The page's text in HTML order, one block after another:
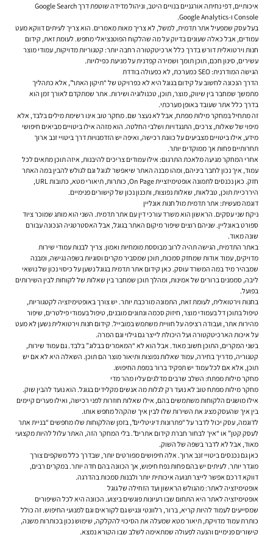
איכותיים, דפי נחיתה אורגניים בנויים היטב, וניהול מדידה שוטפת דרך Google Search
Console ו-Google Analytics.
בעל עסק שמפעיל אתר תדמית, למשל, לא צריך מאות מאמרים. הוא צריך לעיתים דווקא מעט
עמודים, אבל כאלה שעונים בדיוק על מה שהלקוח הפוטנציאלי מחפש. לעומת זאת, קידום
חנות וירטואלית דורש בדרך כלל ארכיטקטורה רחבה יותר: קטגוריות מדויקות, עמודי מוצר
עשירים, סינון חכם, תוכן תומך ושמירה קפדנית על מניעת כפילויות.
הגישה המודרנית: SEO כמערכת, לא כפעולה בודדת
הדרך הנכונה לחשוב על קידום בגוגל היא לא כפרויקט של “תיקון האתר”, אלא כתהליך
מתמשך שמחבר בין שיווק, מוצר, תוכן, טכנולוגיה ושירות. אתר שמתקדם לאורך זמן הוא
בדרך כלל אתר שעובד באופן מערכתי.
זה מתחיל במחקר מילות מפתח, אבל לא נעצר שם. מחקר טוב אינו רשימת מילים בלבד, אלא
מיפוי של שאלות, צרכים, התנגדויות ושלבי החלטה. הוא מזהה אילו ביטויים מביאים חיפושי
מידע, אילו ביטויים מצביעים על כוונת רכישה, ואיפה יש הזדמנויות דרך ביטויי זנב ארוך
תחרותיים פחות אך ממוקדים יותר.
אחרי המחקר מגיעה מלאכת התרגום: אילו עמודים צריכים להיבנות, איזה תוכן מתאים לכל
עמוד, איך נכון לחבר ביניהם, ומהו מבנה האתר שיאפשר לגוגל וגם לגולש להבין במה האתר
חזק. כאן נכנסים לתמונה אופטימיזציית On Page, כותרות, תיאורי מטא, כתובות URL,
היררכיית תוכן, טבלאות, שאלות נפוצות, ותכנון נכון של קישורים פנימיים.
דוגמה מעשית: אתר תדמית מול חנות אונליין
ניקח שני עסקים. הראשון הוא משרד עורכי דין עם אתר תדמית. השני הוא מותג שמוכר ציוד
ספורט באונליין. שניהם רוצים שיפור מיקום האתר בגוגל, אבל האסטרטגיה הנכונה עבורם
שונה מאוד.
באתר התדמית, הגישה תהיה לרוב מבוססת מומחיות ואמון. צריך לבנות עמודי שירות
מדויקים, עמוד אודות שמחזק סמכות, תוכן שמסביר מקרים וסוגיות בשפה נגישה, ומבנה
שמבהיר מיד במה המשרד עוסק. כאן קידום אתר תדמית בגוגל נשען על כיסוי נכון של נושאי
ליבה, סממנים ברורים של אמינות, ומהלך תוכן שמחבר בין שאלות של לקוחות לבין השירותים
בפועל.
בחנות וירטואלית, לעומת זאת, התמונה מורכבת יותר. יש צורך באופטימיזציה לקטגוריות,
טיפול בתוכן דל בעמודי מוצר, חיזוק סכמה ונתונים מובנים, טיפול בעמודי פילטרים, שיפור
מהירות אתר, ועבודה רציפה על חוויית משתמש במובייל. קידום חנות וירטואלית נשען לא מעט
על איכות הארכיטקטורה ועל היכולת לייצר גם גילוי וגם המרה.
בשני המקרים, התוכן חשוב מאוד. אבל הוא לא “המאמרים בבלוג” בלבד. גם עמוד שירות,
קטגוריה, מדריך בחירה, עמוד שאלות נפוצות ותיאור מוצר הם תוכן. השאלה היא לא אם יש
תוכן, אלא אם לכל עמוד יש תפקיד ברור במפת החיפוש.
מחקר מילות מפתח: השלב שרבים מדלגים עליו מהר מדי
מחקר מילות מפתח טוב לא נועד רק לגלות מה אנשים מקלידים בגוגל. הוא נועד להבין שוק.
אילו מושגים הלקוחות משתמשים בהם, אילו שאלות חוזרות לפני רכישה, ואילו פערים קיימים
בין איך שהעסק מציג את השירות שלו לבין איך שהקהל מחפש אותו.
לדוגמה, עסק יכול לדבר על “פתרונות דיגיטליים”, בזמן שהלקוחות שלו מחפשים “בניית אתר
לעסק קטן” או “איך לבחור חברת קידום אתרים”. בלי המחקר הזה, האתר עלול להיות מקצועי
מאוד, אבל לא לדבר בשפה של השוק.
כאן גם נכנסים ביטויי זנב ארוך. אלה חיפושים מפורטים יותר, שבדרך כלל משקפים צורך
מוגדר יותר. לעיתים יש בהם פחות נפח חיפוש, אך הכוונה בהם חדה יותר. במקרים רבים,
דווקא דרכם אפשר לייצר תנועה איכותית יותר ולבנות סמכות בהדרגה.
אופטימיזציה לאתר: מהגולש הראשון ועד הזחילה של גוגל
אופטימיזציה לאתר היא התחום שבו רעיונות פוגשים ביצוע. הכוונה היא לכל השיפורים
שמסייעים לעמוד להיות קריא, ברור, רלוונטי ונגיש גם לקוראים וגם למנועי החיפוש. זה כולל
כותרת עמוד מדויקת, תיאור מטא שמעלה את הסיכוי להקלקה, שימוש נכון בכותרות משנה,
קישורים פנימיים והנעה לפעולה שמתאימה לשלב שבו הקורא נמצא.